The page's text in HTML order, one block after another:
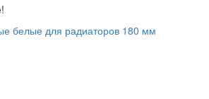
белые для радиаторов 180 мм